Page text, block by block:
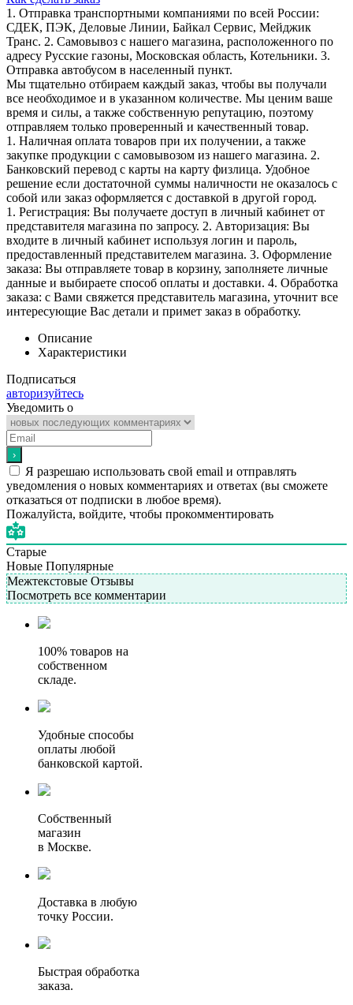
1. Отправка транспортными компаниями по всей России:
СДЕК, ПЭК, Деловые Линии, Байкал Сервис, Мейджик
Транс. 2. Самовывоз с нашего магазина, расположенного по
адресу Русские газоны, Московская область, Котельники. 3.
Отправка автобусом в населенный пункт.
Мы тщательно отбираем каждый заказ, чтобы вы получали
все необходимое и в указанном количестве. Мы ценим ваше
время и силы, а также собственную репутацию, поэтому
отправляем только проверенный и качественный товар.
1. Наличная оплата товаров при их получении, а также
закупке продукции с самовывозом из нашего магазина. 2.
Банковский перевод с карты на карту физлица. Удобное
решение если достаточной суммы наличности не оказалось с
собой или заказ оформляется с доставкой в другой город.
1. Регистрация: Вы получаете доступ в личный кабинет от
представителя магазина по запросу. 2. Авторизация: Вы
входите в личный кабинет используя логин и пароль,
предоставленный представителем магазина. 3. Оформление
заказа: Вы отправляете товар в корзину, заполняете личные
данные и выбираете способ оплаты и доставки. 4. Обработка
заказа: с Вами свяжется представитель магазина, уточнит все
интересующие Вас детали и примет заказ в обработку.
Описание
Характеристики
Подписаться
авторизуйтесь
Уведомить о
Я разрешаю использовать свой email и отправлять
уведомления о новых комментариях и ответах (вы cможете
отказаться от подписки в любое время).
Пожалуйста, войдите, чтобы прокомментировать
Старые
Новые Популярные
Межтекстовые Отзывы
Посмотреть все комментарии
100% товаров на
собственном
складе.
Удобные способы
оплаты любой
банковской картой.
Собственный
магазин
в Москве.
Доставка в любую
точку России.
Быстрая обработка
заказа.